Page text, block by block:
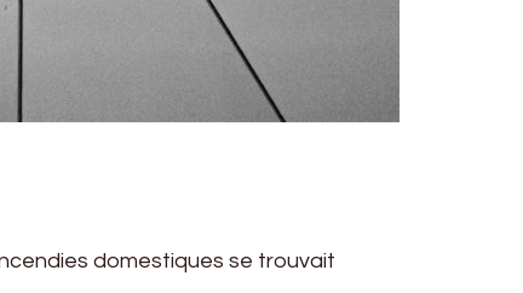
domestiques se trouvait